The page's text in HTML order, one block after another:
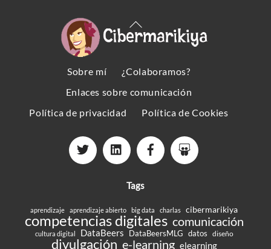
Back
To
Sobre mí
¿Colaboramos?
Enlaces sobre comunicación
Política de privacidad
Política de Cookies
Tags
aprendizaje aprendizaje abierto big data charlas cibermarikiya
competencias digitales comunicación
cultura digital DataBeers DataBeersMLG datos diseño
divulgación e-learning elearning